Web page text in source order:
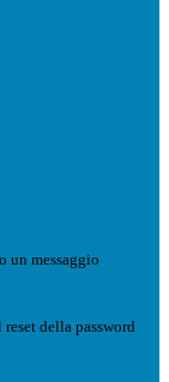
un messaggio
della password